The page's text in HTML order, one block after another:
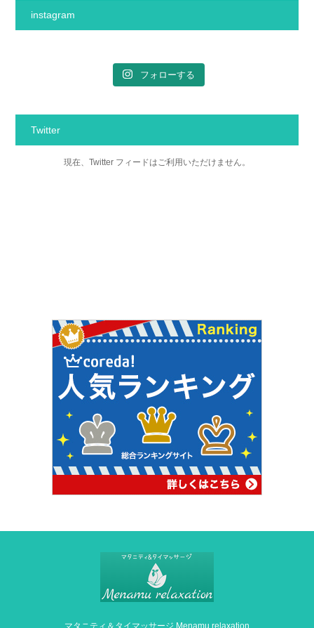
instagram
フォローする
Twitter
現在、Twitter フィードはご利用いただけません。
マタニティ＆タイマッサージ Menamu relaxation